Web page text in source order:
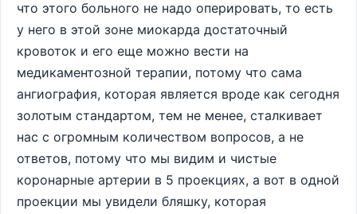
что этого больного не надо оперировать, то есть
у него в этой зоне миокарда достаточный
кровоток и его еще можно вести на
медикаментозной терапии, потому что сама
ангиография, которая является вроде как сегодня
золотым стандартом, тем не менее, сталкивает
нас с огромным количеством вопросов, а не
ответов, потому что мы видим и чистые
коронарные артерии в 5 проекциях, а вот в одной
проекции мы увидели бляшку, которая